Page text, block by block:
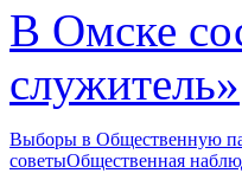
В Омске
служитель»
Выборы в Общественную
советыОбщественная